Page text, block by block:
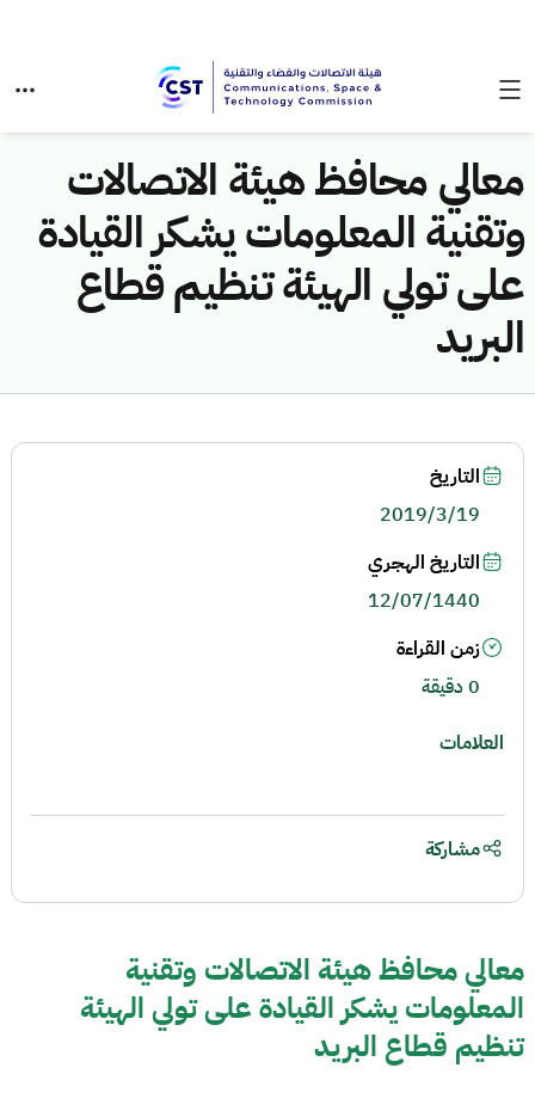
معالي محافظ هيئة الاتصالات
وتقنية المعلومات يشكر القيادة
على تولي الهيئة تنظيم قطاع
البريد
معالي محافظ هيئة الاتصالات وتقنية
المعلومات يشكر القيادة على تولي الهيئة
تنظيم قطاع البريد
التاريخ
2019/3/19
التاريخ الهجري
12/07/1440
زمن القراءة
0 دقيقة
العلامات
مشاركة